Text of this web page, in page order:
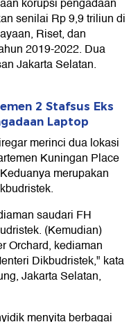
korupsi pengadaan
senilai Rp 9,9 triliun di
Riset, dan
2019-2022. Dua
Jakarta Selatan.
2 Stafsus Eks
Laptop
merinci dua lokasi
Kuningan Place
merupakan
saudari FH
(Kemudian)
Orchard, kediaman
Dikbudristek," kata
Jakarta Selatan,
menyita berbagai